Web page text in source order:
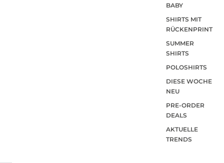
BABY
SHIRTS MIT
RÜCKENPRINT
SUMMER
SHIRTS
POLOSHIRTS
DIESE WOCHE
NEU
PRE-ORDER
DEALS
AKTUELLE
TRENDS